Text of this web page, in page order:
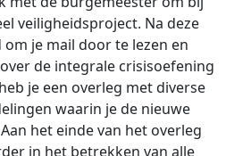
veiligheidsproject. Na deze
je mail door te lezen en
de integrale crisisoefening
je een overleg met diverse
waarin je de nieuwe
het einde van het overleg
in het betrekken van alle